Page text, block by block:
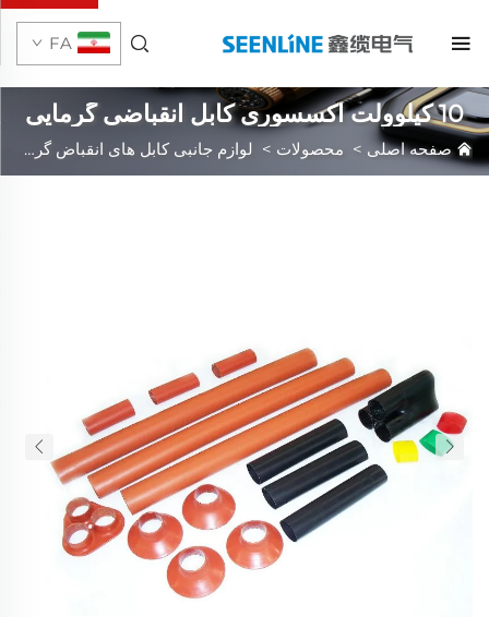
FA
10 کیلوولت اکسسوری کابل انقباضی گرمایی
صفحه اصلی > محصولات > لوازم جانبی کابل های انقباض گرم